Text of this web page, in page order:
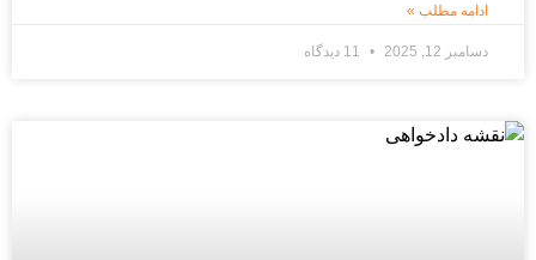
ادامه مطلب »
دسامبر 12, 2025